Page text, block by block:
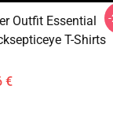
Outfit Essential
T-Shirts
€